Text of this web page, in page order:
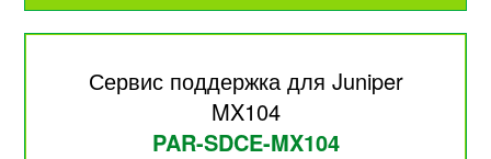
Сервис поддержка для Juniper
MX104
PAR-SDCE-MX104